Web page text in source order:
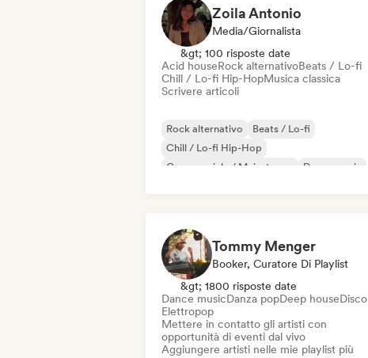
Zoila Antonio
Media/Giornalista
&gt; 100 risposte date
Acid houseRock alternativoBeats / Lo-fi
Chill / Lo-fi Hip-HopMusica classica
Scrivere articoli
Rock alternativo
Beats / Lo-fi
Chill / Lo-fi Hip-Hop
Commerciale / Mainstream
Dance music
Tommy Menger
Booker, Curatore Di Playlist
&gt; 1800 risposte date
Dance musicDanza popDeep houseDisco
Elettropop
Mettere in contatto gli artisti con
opportunità di eventi dal vivo
Aggiungere artisti nelle mie playlist più